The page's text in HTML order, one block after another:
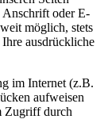
Anschrift oder E-
möglich, stets
ausdrückliche
im Internet (z.B.
aufweisen
Zugriff durch